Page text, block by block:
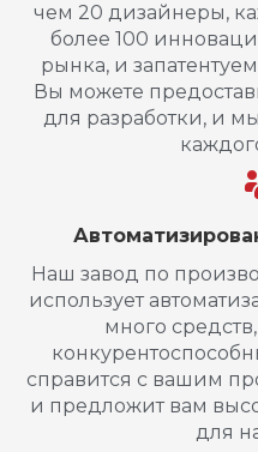
чем 20 дизайнеры,
более 100
рынка, и
Вы можете
для разработки, и
Наш завод по
использует
много
справится с вашим
и предложит вам
для